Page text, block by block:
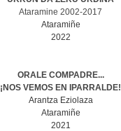
Ataramine 2002-2017
Ataramiñe
2022
ORALE COMPADRE...
¡NOS VEMOS EN IPARRALDE!
Arantza Eziolaza
Ataramiñe
2021